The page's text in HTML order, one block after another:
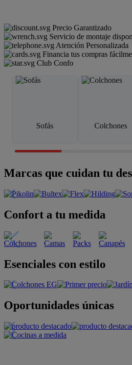
Precio Garantizado
Servicio de montaje
Atención Personalizada
Financia tus compras
Club Confo
Sofás Colchones
Marcas que cuidan tu
Confort a tu medida
Esenciales con estilo
Oportunidades únicas